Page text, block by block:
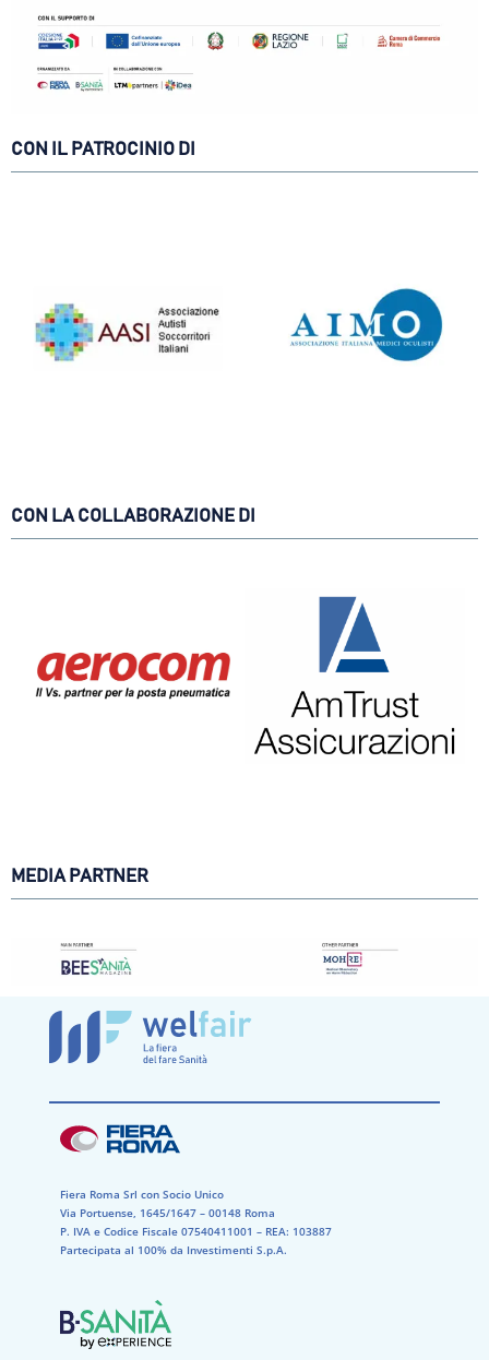
CON IL PATROCINIO DI
CON LA COLLABORAZIONE DI
MEDIA PARTNER
Fiera Roma Srl con Socio Unico
Via Portuense, 1645/1647 – 00148 Roma
P. IVA e Codice Fiscale 07540411001​ – REA: 103887​
Partecipata al 100% da Investimenti S.p.A.